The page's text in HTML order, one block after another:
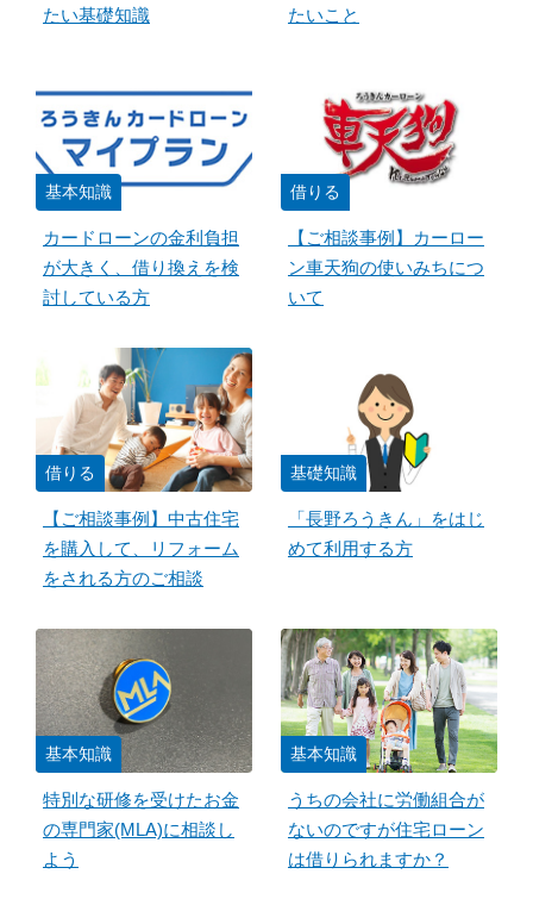
たい基礎知識 たいこと
基本知識
カードローンの金利負担
が大きく、借り換えを検
討している方
借りる
【ご相談事例】カーロー
ン車天狗の使いみちにつ
いて
借りる
【ご相談事例】中古住宅
を購入して、リフォーム
をされる方のご相談
基礎知識
「長野ろうきん」をはじ
めて利用する方
基本知識
特別な研修を受けたお金
の専門家(MLA)に相談し
よう
基本知識
うちの会社に労働組合が
ないのですが住宅ローン
は借りられますか？